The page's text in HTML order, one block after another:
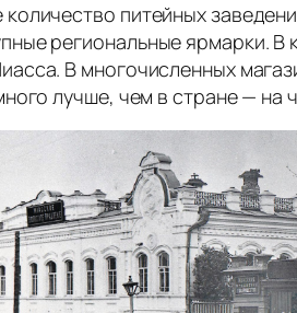
питейных
региональные ярмарки. В
В многочисленных
лучше, чем в стране — на